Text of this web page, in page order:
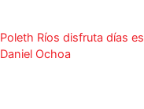
Poleth Ríos disfruta días
Daniel Ochoa